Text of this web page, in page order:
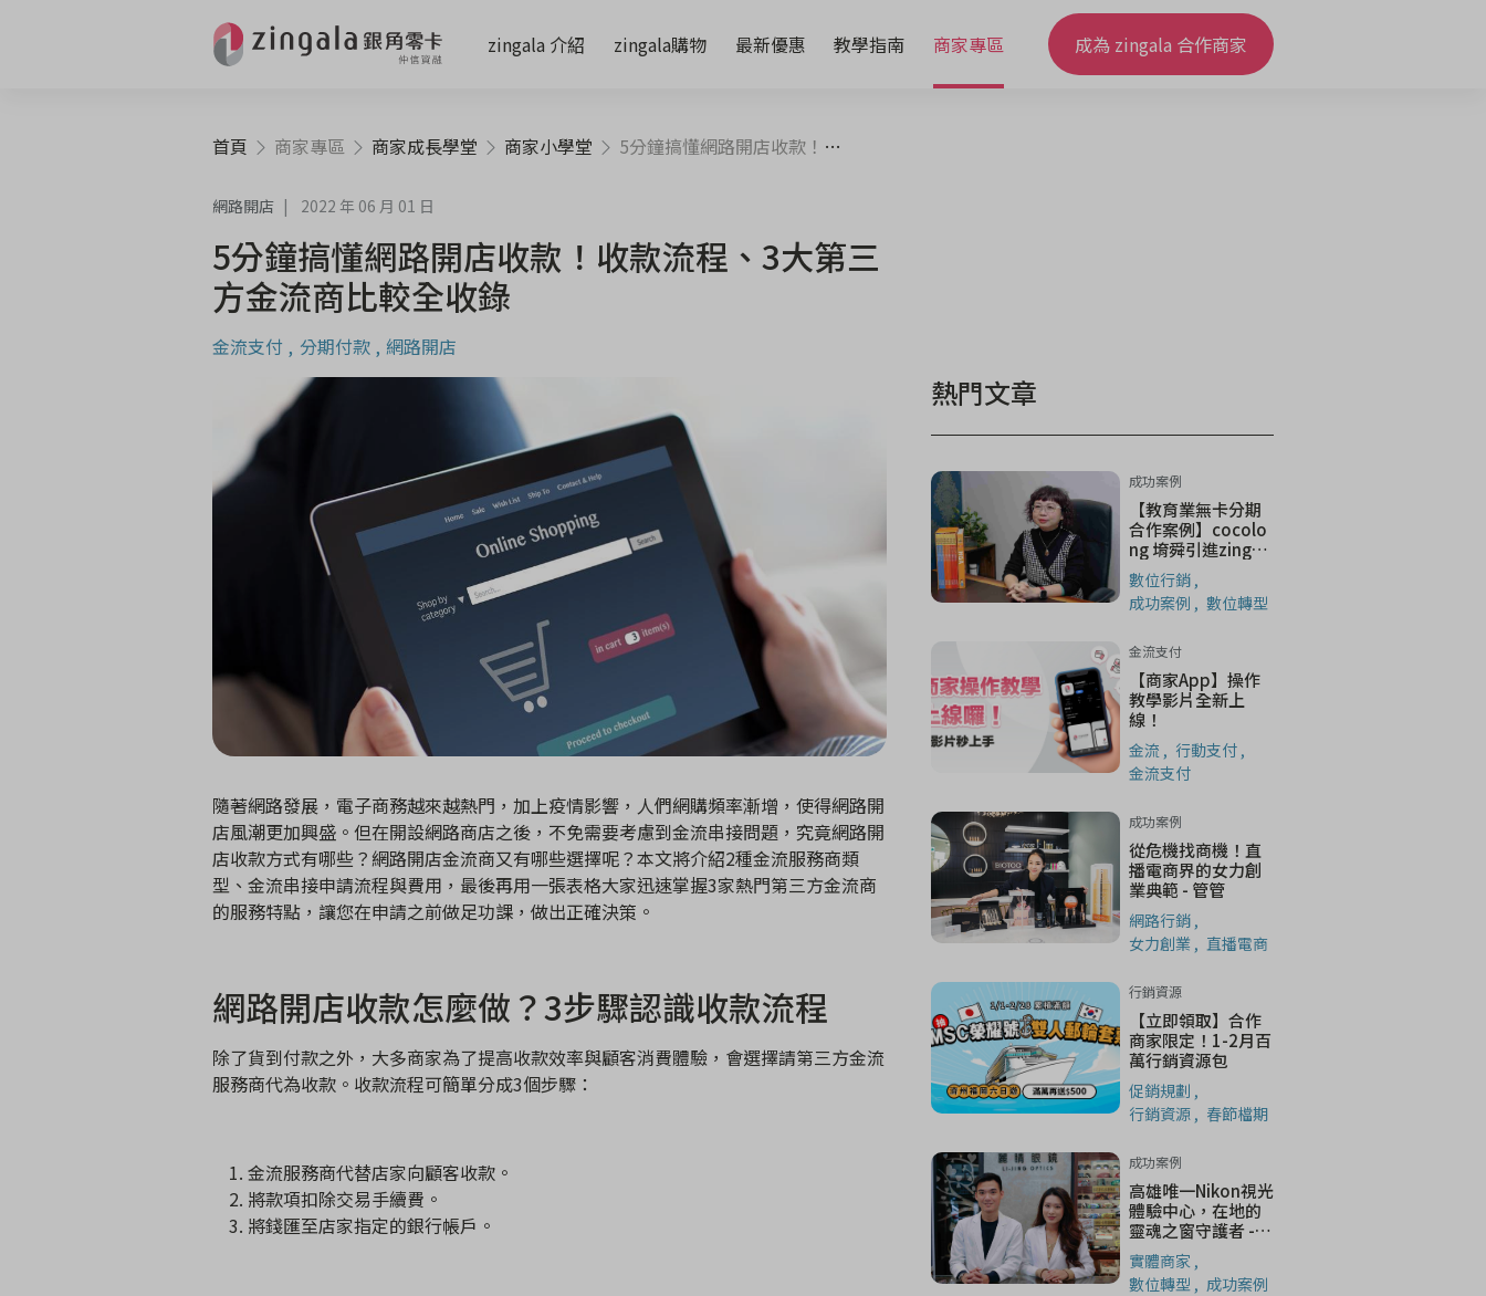
zingala 介紹 zingala購物 最新優惠 教學指南 商家專區 成為 zingala 合作商家
首頁 商家專區 商家成長學堂 商家小學堂 5分鐘搞懂網路開店收款！收款流程、3大第三方金流商比較全收錄
網路開店 2022 年 06 月 01 日
5分鐘搞懂網路開店收款！收款流程、3大第三
方金流商比較全收錄
金流支付 分期付款 網路開店
隨著網路發展，電子商務越來越熱門，加上疫情影響，人們網購頻率漸增，使得網路開
店風潮更加興盛。但在開設網路商店之後，不免需要考慮到金流串接問題，究竟網路開
店收款方式有哪些？網路開店金流商又有哪些選擇呢？本文將介紹2種金流服務商類
型、金流串接申請流程與費用，最後再用一張表格大家迅速掌握3家熱門第三方金流商
的服務特點，讓您在申請之前做足功課，做出正確決策。
網路開店收款怎麼做？3步驟認識收款流程
除了貨到付款之外，大多商家為了提高收款效率與顧客消費體驗，會選擇請第三方金流
服務商代為收款。收款流程可簡單分成3個步驟：
金流服務商代替店家向顧客收款。
將款項扣除交易手續費。
將錢匯至店家指定的銀行帳戶。
熱門文章
成功案例
【教育業無卡分期
合作案例】cocolo
ng 堉舜引進zingal
a先買後付，輕鬆開
啟圖像英文學習
數位行銷
成功案例
數位轉型
金流支付
【商家App】操作
教學影片全新上
線！
金流
行動支付
金流支付
成功案例
從危機找商機！直
播電商界的女力創
業典範 - 管管
網路行銷
女力創業
直播電商
行銷資源
【立即領取】合作
商家限定！1-2月百
萬行銷資源包
促銷規劃
行銷資源
春節檔期
成功案例
高雄唯一Nikon視光
體驗中心，在地的
靈魂之窗守護者 -
麗睛眼鏡
實體商家
數位轉型
成功案例